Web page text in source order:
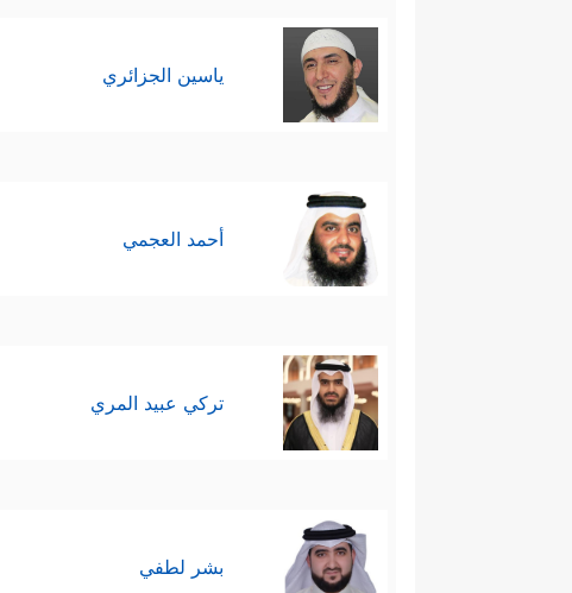
ياسين الجزائري
أحمد العجمي
تركي عبيد المري
بشر لطفي